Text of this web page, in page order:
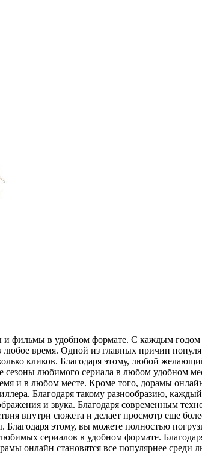
в удобном формате. С каждым годом
время. Одной из главных причин
кликов. Благодаря этому, любой
любимого сериала в любом удобном
и в любом месте. Кроме того, дорамы
Благодаря такому разнообразию,
и звука. Благодаря современным
внутри сюжета и делает просмотр еще
этому, вы можете полностью
сериалов в удобном формате.
онлайн становятся все популярнее среди